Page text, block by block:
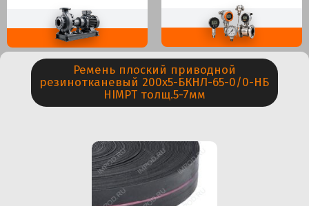
Ремень плоский приводной
резинотканевый 200х5-БКНЛ-65-0/0-НБ
HIMPT толщ.5-7мм